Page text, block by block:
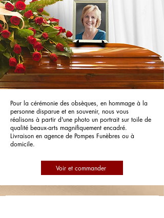
Pour la cérémonie des obsèques, en hommage à la
personne disparue et en souvenir, nous vous
réalisons à partir d'une photo un portrait sur toile de
qualité beaux-arts magnifiquement encadré.
Livraison en agence de Pompes Funèbres ou à
domicile.
Voir et commander